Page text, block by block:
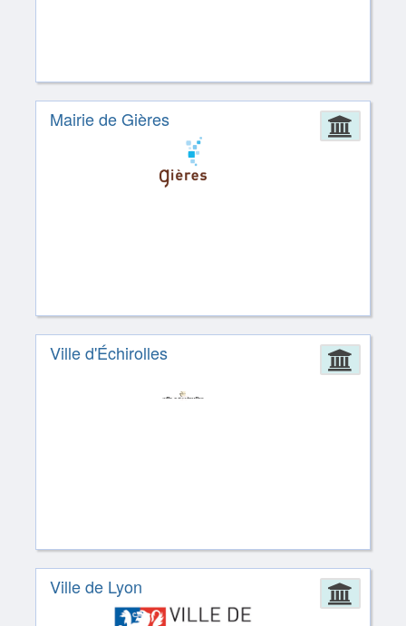
Mairie de Gières
Ville d'Échirolles
Ville de Lyon